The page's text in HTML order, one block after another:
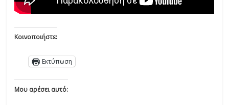
Κοινοποιήστε:
Εκτύπωση
Μου αρέσει αυτό: